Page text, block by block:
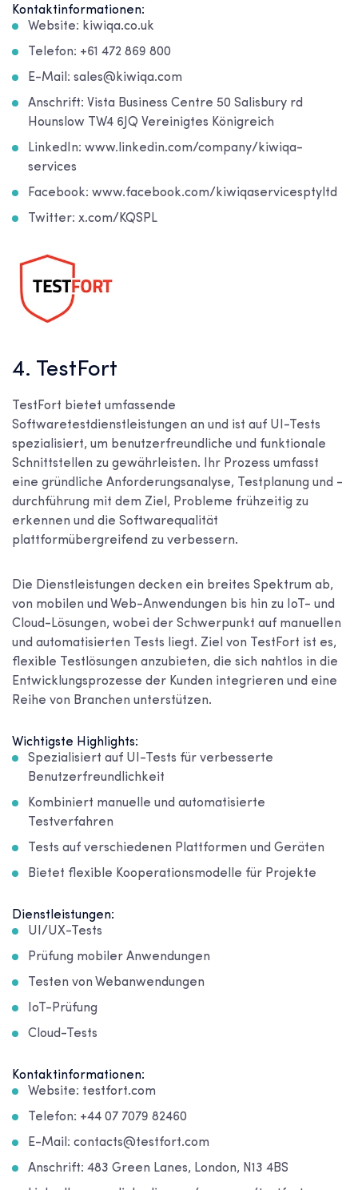
Kontaktinformationen:
Website: kiwiqa.co.uk
Telefon: +61 472 869 800
E-Mail: sales@kiwiqa.com
Anschrift: Vista Business Centre 50 Salisbury rd
Hounslow TW4 6JQ Vereinigtes Königreich
LinkedIn: www.linkedin.com/company/kiwiqa-
services
Facebook: www.facebook.com/kiwiqaservicesptyltd
Twitter: x.com/KQSPL
4. TestFort
TestFort bietet umfassende
Softwaretestdienstleistungen an und ist auf UI-Tests
spezialisiert, um benutzerfreundliche und funktionale
Schnittstellen zu gewährleisten. Ihr Prozess umfasst
eine gründliche Anforderungsanalyse, Testplanung und -
durchführung mit dem Ziel, Probleme frühzeitig zu
erkennen und die Softwarequalität
plattformübergreifend zu verbessern.
Die Dienstleistungen decken ein breites Spektrum ab,
von mobilen und Web-Anwendungen bis hin zu IoT- und
Cloud-Lösungen, wobei der Schwerpunkt auf manuellen
und automatisierten Tests liegt. Ziel von TestFort ist es,
flexible Testlösungen anzubieten, die sich nahtlos in die
Entwicklungsprozesse der Kunden integrieren und eine
Reihe von Branchen unterstützen.
Wichtigste Highlights:
Spezialisiert auf UI-Tests für verbesserte
Benutzerfreundlichkeit
Kombiniert manuelle und automatisierte
Testverfahren
Tests auf verschiedenen Plattformen und Geräten
Bietet flexible Kooperationsmodelle für Projekte
Dienstleistungen:
UI/UX-Tests
Prüfung mobiler Anwendungen
Testen von Webanwendungen
IoT-Prüfung
Cloud-Tests
Kontaktinformationen:
Website: testfort.com
Telefon: +44 07 7079 82460
E-Mail: contacts@testfort.com
Anschrift: 483 Green Lanes, London, N13 4BS